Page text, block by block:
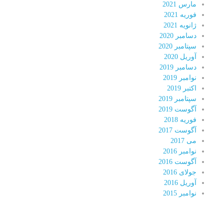
مارس 2021
فوریه 2021
ژانویه 2021
دسامبر 2020
سپتامبر 2020
آوریل 2020
دسامبر 2019
نوامبر 2019
اکتبر 2019
سپتامبر 2019
آگوست 2019
فوریه 2018
آگوست 2017
می 2017
نوامبر 2016
آگوست 2016
جولای 2016
آوریل 2016
نوامبر 2015